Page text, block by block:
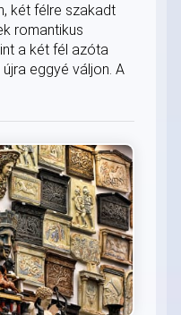
két félre szakadt
romantikus
a két fél azóta
eggyé váljon. A